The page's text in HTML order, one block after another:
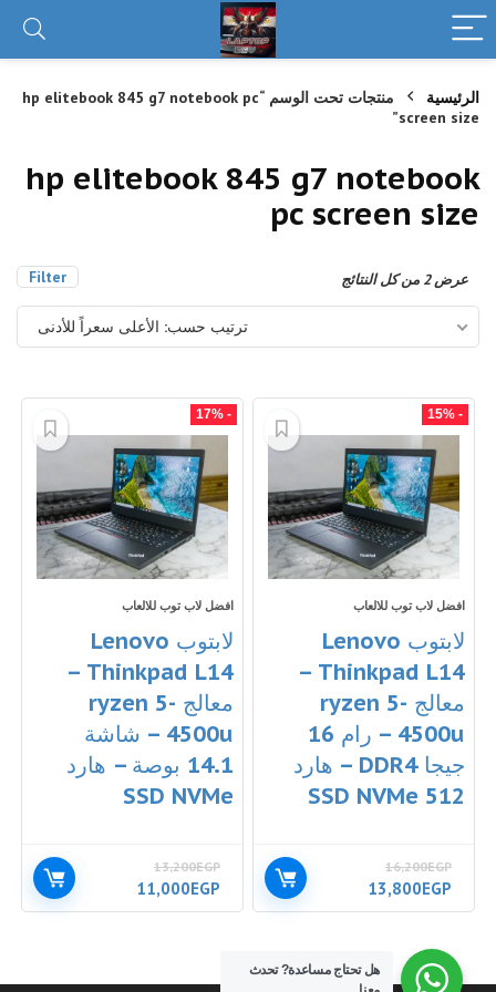
الرئيسية
منتجات تحت الوسم “hp elitebook 845 g7 notebook pc
screen size”
hp elitebook 845 g7 notebook
pc screen size
Filter عرض ⁦2⁩ من كل النتائج
الأدنى
ترتيب حسب: الأعلى سعراً للأدنى
- 15%
افضل لاب توب للالعاب
لابتوب Lenovo
Thinkpad L14 –
معالج ryzen 5-
4500u – رام 16
جيجا DDR4 – هارد
512 SSD NVMe
16,200EGP
السعر
الأصلي
16,200EGP.
13,800EGP
الحالي
- 17%
افضل لاب توب للالعاب
لابتوب Lenovo
Thinkpad L14 –
معالج ryzen 5-
4500u – شاشة
14.1 بوصة – هارد
SSD NVMe
13,200EGP
السعر
الأصلي
11,000EGP
الحالي
هل تحتاج مساعدة?تحدث